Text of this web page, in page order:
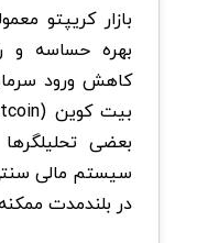
بازار کریپتو
بهره حساسه و
کاهش ورود
بعضی
سیستم مالی
در بلندمدت ممکنه